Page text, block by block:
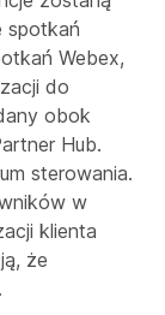
spotkań
Webex,
do
obok
Hub.
sterowania.
w
klienta
że